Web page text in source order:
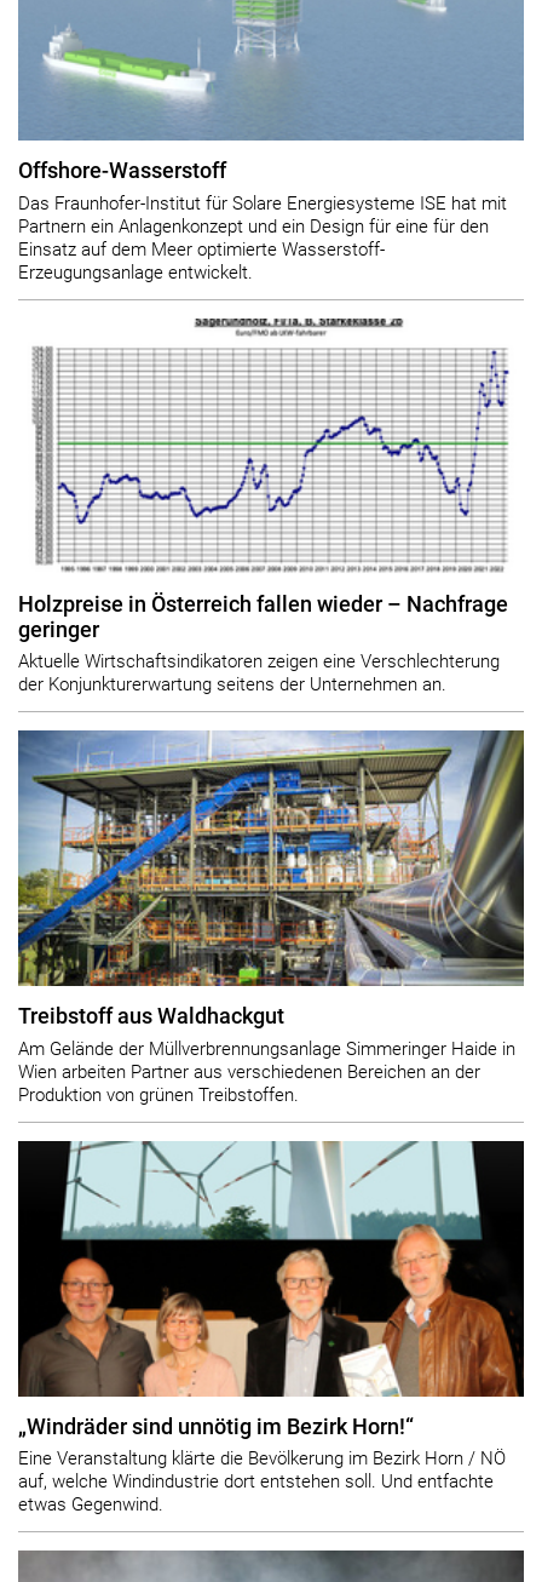
Offshore-Wasserstoff
Das Fraunhofer-Institut für Solare Energiesysteme ISE hat mit
Partnern ein Anlagenkonzept und ein Design für eine für den
Einsatz auf dem Meer optimierte Wasserstoff-
Erzeugungsanlage entwickelt.
Holzpreise in Österreich fallen wieder – Nachfrage
geringer
Aktuelle Wirtschaftsindikatoren zeigen eine Verschlechterung
der Konjunkturerwartung seitens der Unternehmen an.
Treibstoff aus Waldhackgut
Am Gelände der Müllverbrennungsanlage Simmeringer Haide in
Wien arbeiten Partner aus verschiedenen Bereichen an der
Produktion von grünen Treibstoffen.
„Windräder sind unnötig im Bezirk Horn!“
Eine Veranstaltung klärte die Bevölkerung im Bezirk Horn / NÖ
auf, welche Windindustrie dort entstehen soll. Und entfachte
etwas Gegenwind.